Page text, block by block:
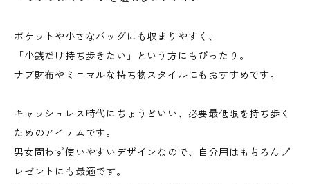
ポケットや小さなバッグにも収まりやすく、
「小銭だけ持ち歩きたい」という方にもぴったり。
サブ財布やミニマルな持ち物スタイルにもおすすめです。
キャッシュレス時代にちょうどいい、必要最低限を持ち歩く
ためのアイテムです。
男女問わず使いやすいデザインなので、自分用はもちろんプ
レゼントにも最適です。